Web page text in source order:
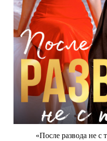
«После развода не